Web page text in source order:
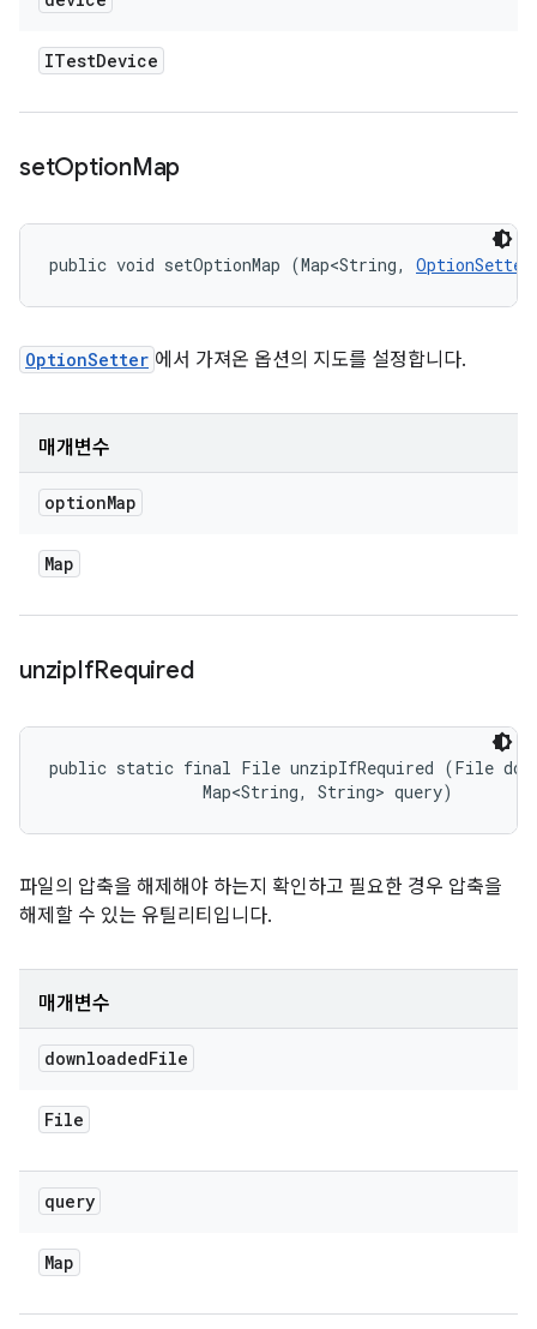
ITestDevice
setOptionMap
public void setOptionMap (Map<String,
OptionSetter 에서 가져온 옵션의 지도를 설정합니다.
매개변수
optionMap
Map
unzipIfRequired
public static final File unzipIfRequired (File
                Map<String, String> query)
파일의 압축을 해제해야 하는지 확인하고 필요한 경우 압축을
해제할 수 있는 유틸리티입니다.
매개변수
downloadedFile
File
query
Map